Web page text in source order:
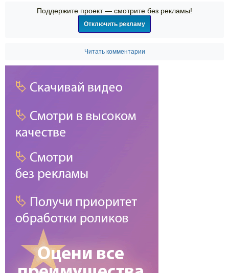
Поддержите проект — смотрите без рекламы!
Отключить рекламу
Читать комментарии